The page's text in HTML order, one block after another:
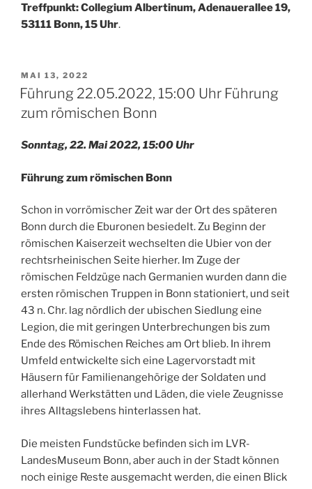
Treffpunkt: Collegium Albertinum, Adenauerallee 19,
53111 Bonn, 15 Uhr.
VERÖFFENTLICHT
AM
MAI 13, 2022
Führung 22.05.2022, 15:00 Uhr Führung
zum römischen Bonn
Sonntag, 22. Mai 2022, 15:00 Uhr
Führung zum römischen Bonn
Schon in vorrömischer Zeit war der Ort des späteren
Bonn durch die Eburonen besiedelt. Zu Beginn der
römischen Kaiserzeit wechselten die Ubier von der
rechtsrheinischen Seite hierher. Im Zuge der
römischen Feldzüge nach Germanien wurden dann die
ersten römischen Truppen in Bonn stationiert, und seit
43 n. Chr. lag nördlich der ubischen Siedlung eine
Legion, die mit geringen Unterbrechungen bis zum
Ende des Römischen Reiches am Ort blieb. In ihrem
Umfeld entwickelte sich eine Lagervorstadt mit
Häusern für Familienangehörige der Soldaten und
allerhand Werkstätten und Läden, die viele Zeugnisse
ihres Alltagslebens hinterlassen hat.
Die meisten Fundstücke befinden sich im LVR-
LandesMuseum Bonn, aber auch in der Stadt können
noch einige Reste ausgemacht werden, die einen Blick